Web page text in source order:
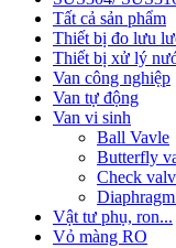
Tất cả sản phẩm
Thiết bị đo lưu
Thiết bị xử lý
Van công nghiệp
Van tự động
Van vi sinh
Ball Vavle
Butterfly
Check
Vật tư phụ, ron...
Vỏ màng RO